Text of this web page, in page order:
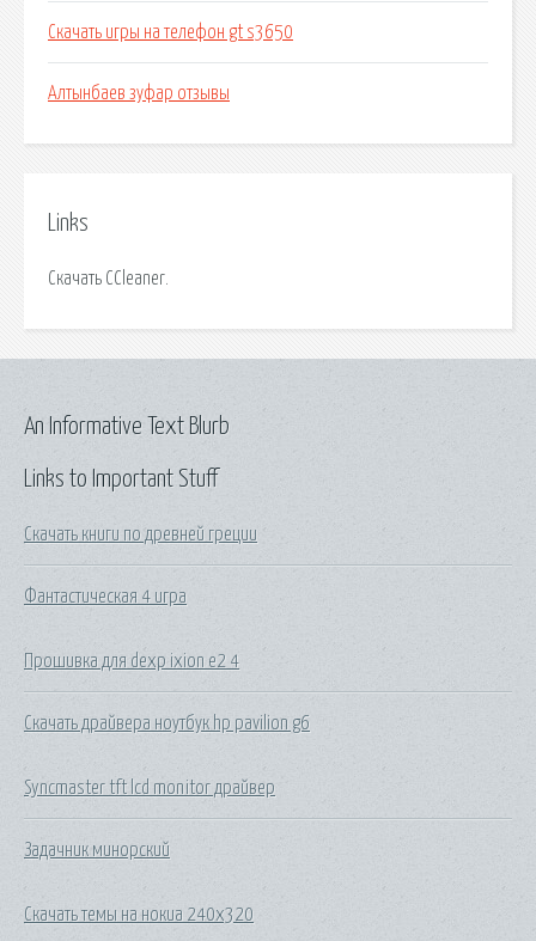
Скачать игры на телефон gt s3650
Алтынбаев зуфар отзывы
Links
Скачать CCleaner.
Links to Important Stuff
Скачать книги по древней греции
Фантастическая 4 игра
Прошивка для dexp ixion e2 4
Скачать драйвера ноутбук hp pavilion g6
Syncmaster tft lcd monitor драйвер
Задачник минорский
Скачать темы на нокиа 240х320
An Informative Text Blurb